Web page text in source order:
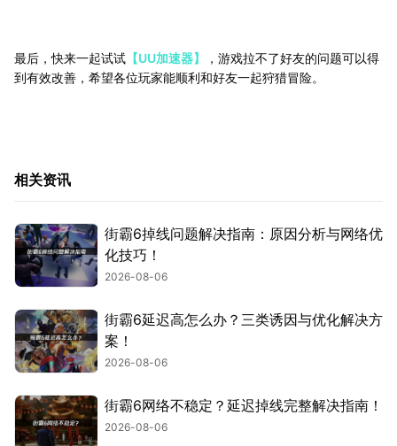
最后，快来一起试试 【UU加速器】
，游戏拉不了好友的问题可以得
到有效改善，希望各位玩家能顺利和好友一起狩猎冒险。
相关资讯
街霸6掉线问题解决指南：原因分析与网络优
化技巧！
2026-08-06
街霸6延迟高怎么办？三类诱因与优化解决方
案！
2026-08-06
街霸6网络不稳定？延迟掉线完整解决指南！
2026-08-06